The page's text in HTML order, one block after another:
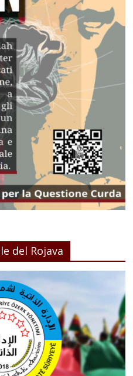
del Rojava